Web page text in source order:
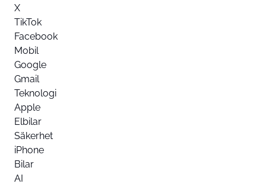
X
TikTok
Facebook
Mobil
Google
Gmail
Teknologi
Apple
Elbilar
Säkerhet
iPhone
Bilar
AI